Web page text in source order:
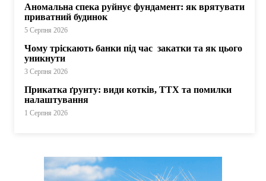
Аномальна спека руйнує фундамент: як врятувати
приватний будинок
5 Серпня 2026
Чому тріскають банки під час закатки та як цього
уникнути
3 Серпня 2026
Прикатка ґрунту: види котків, ТТХ та помилки
налаштування
1 Серпня 2026